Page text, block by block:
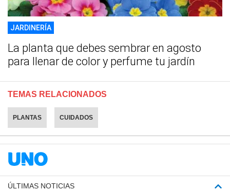
JARDINERÍA
La planta que debes sembrar en agosto
para llenar de color y perfume tu jardín
TEMAS RELACIONADOS
PLANTAS CUIDADOS
ÚLTIMAS NOTICIAS